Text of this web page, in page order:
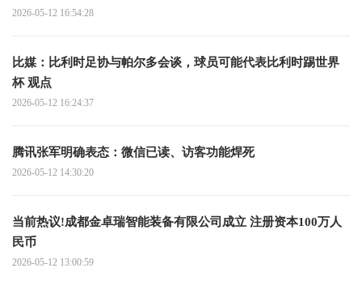
2026-05-12 16:54:28
比媒：比利时足协与帕尔多会谈，球员可能代表比利时踢世界
杯 观点
2026-05-12 16:24:37
腾讯张军明确表态：微信已读、访客功能焊死
2026-05-12 14:30:20
当前热议!成都金卓瑞智能装备有限公司成立 注册资本100万人
民币
2026-05-12 13:00:59